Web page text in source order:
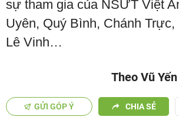
sự tham gia của NSƯT Việt
Uyên, Quý Bình, Chánh Trực,
Lê Vinh…
Theo Vũ Yến
GỬI GÓP Ý CHIA SẺ